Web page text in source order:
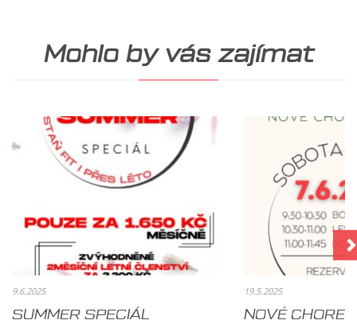
Mohlo by vás zajímat
9.6.2025
SUMMER SPECIÁL
19.5.2025
NOVÉ CHOREO